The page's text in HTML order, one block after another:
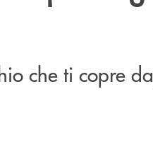
che ti copre